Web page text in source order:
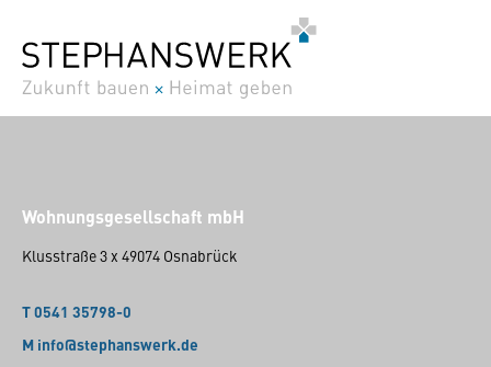
Wohnungsgesellschaft mbH
Klusstraße 3 x 49074 Osnabrück
T 0541 35798-0
M info@stephanswerk.de